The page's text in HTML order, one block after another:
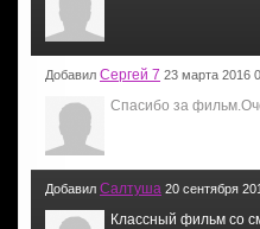
Добавил Сергей 7 23 марта 2016
Спасибо за
Добавил Салтуша 20 сентября
Классный фильм со